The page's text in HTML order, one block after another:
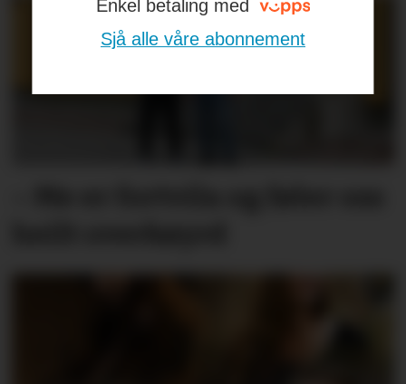
Enkel betaling med
Sjå alle våre abonnement